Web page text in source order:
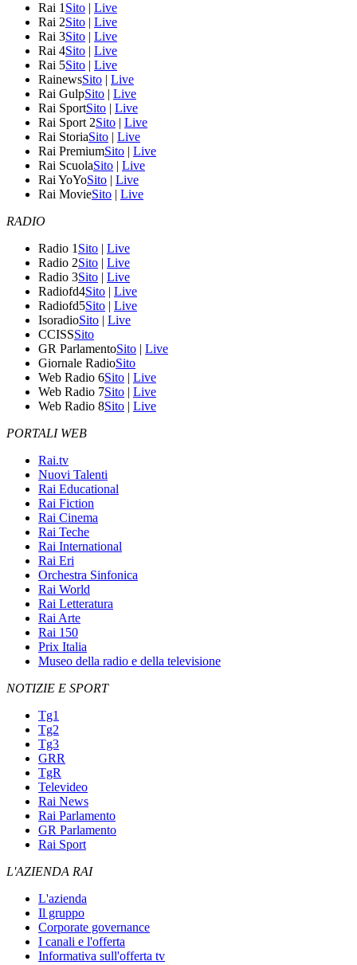
Rai 1 Sito | Live
Rai 2Sito | Live
Rai 3Sito | Live
Rai 4Sito | Live
Rai 5Sito | Live
RainewsSito | Live
Rai GulpSito | Live
Rai SportSito | Live
Rai Sport 2Sito | Live
Rai StoriaSito | Live
Rai PremiumSito | Live
Rai ScuolaSito | Live
Rai YoYoSito | Live
Rai MovieSito | Live
RADIO
Radio 1 Sito | Live
Radio 2Sito | Live
Radio 3Sito | Live
Radiofd4Sito | Live
Radiofd5Sito | Live
IsoradioSito | Live
CCISSSito
GR ParlamentoSito | Live
Giornale RadioSito
Web Radio 6Sito | Live
Web Radio 7Sito | Live
Web Radio 8Sito | Live
PORTALI WEB
Rai.tv
Nuovi Talenti
Rai Educational
Rai Fiction
Rai Cinema
Rai Teche
Rai International
Rai Eri
Orchestra Sinfonica
Rai World
Rai Letteratura
Rai Arte
Rai 150
Prix Italia
Museo della radio e della televisione
NOTIZIE E SPORT
Tg1
Tg2
Tg3
GRR
TgR
Televideo
Rai News
Rai Parlamento
GR Parlamento
Rai Sport
L'AZIENDA RAI
L'azienda
Il gruppo
Corporate governance
I canali e l'offerta
Informativa sull'offerta tv